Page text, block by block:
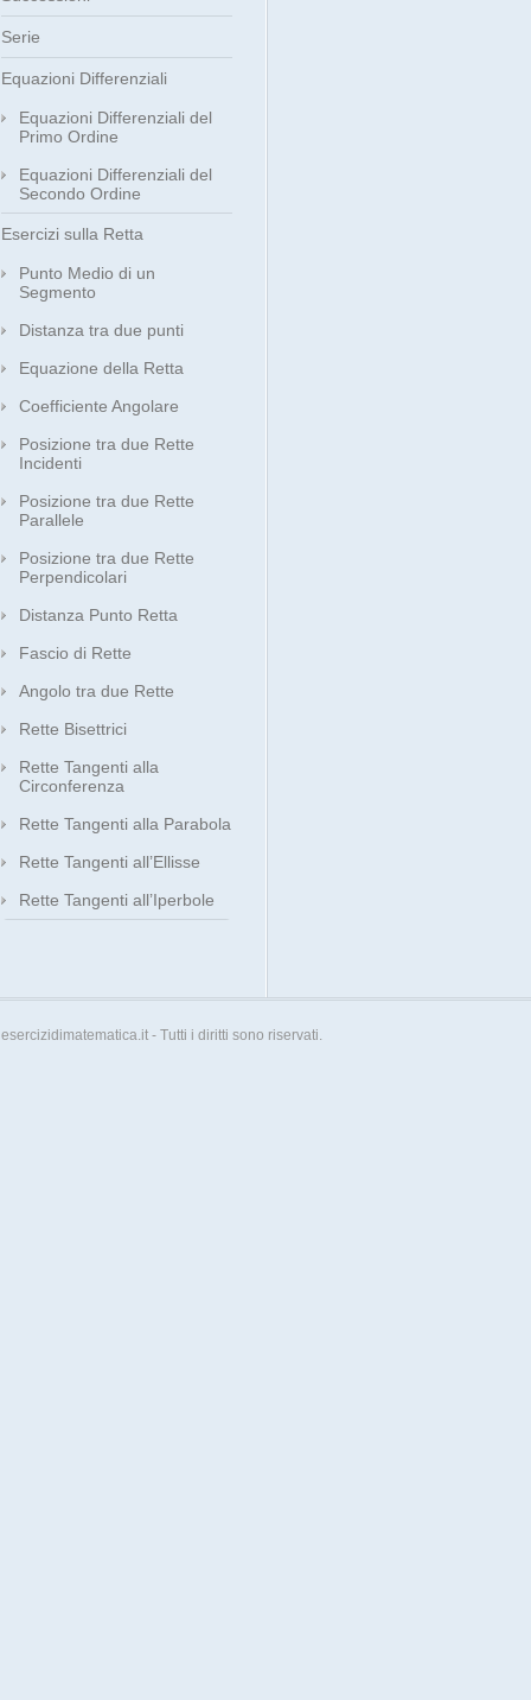
Serie
Equazioni Differenziali
Equazioni Differenziali del
Primo Ordine
Equazioni Differenziali del
Secondo Ordine
Esercizi sulla Retta
Punto Medio di un
Segmento
Distanza tra due punti
Equazione della Retta
Coefficiente Angolare
Posizione tra due Rette
Incidenti
Posizione tra due Rette
Parallele
Posizione tra due Rette
Perpendicolari
Distanza Punto Retta
Fascio di Rette
Angolo tra due Rette
Rette Bisettrici
Rette Tangenti alla
Circonferenza
Rette Tangenti alla Parabola
Rette Tangenti all’Ellisse
Rette Tangenti all’Iperbole
esercizidimatematica.it - Tutti i diritti sono riservati.